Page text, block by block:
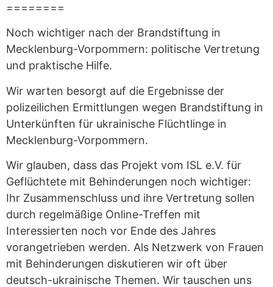
========
Noch wichtiger nach der Brandstiftung in
Mecklenburg-Vorpommern: politische Vertretung
und praktische Hilfe.
Wir warten besorgt auf die Ergebnisse der
polizeilichen Ermittlungen wegen Brandstiftung in
Unterkünften für ukrainische Flüchtlinge in
Mecklenburg-Vorpommern.
Wir glauben, dass das Projekt vom ISL e.V. für
Geflüchtete mit Behinderungen noch wichtiger:
Ihr Zusammenschluss und ihre Vertretung sollen
durch regelmäßige Online-Treffen mit
Interessierten noch vor Ende des Jahres
vorangetrieben werden. Als Netzwerk von Frauen
mit Behinderungen diskutieren wir oft über
deutsch-ukrainische Themen. Wir tauschen uns